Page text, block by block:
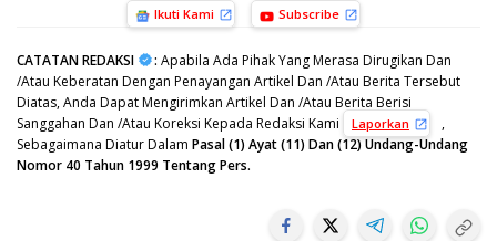
Ikuti Kami Subscribe
CATATAN REDAKSI : Apabila Ada Pihak Yang Merasa Dirugikan Dan
/Atau Keberatan Dengan Penayangan Artikel Dan /Atau Berita Tersebut
Diatas, Anda Dapat Mengirimkan Artikel Dan /Atau Berita Berisi
Sanggahan Dan /Atau Koreksi Kepada Redaksi Kami
Laporkan
,
Sebagaimana Diatur Dalam Pasal (1) Ayat (11) Dan (12) Undang-Undang
Nomor 40 Tahun 1999 Tentang Pers.